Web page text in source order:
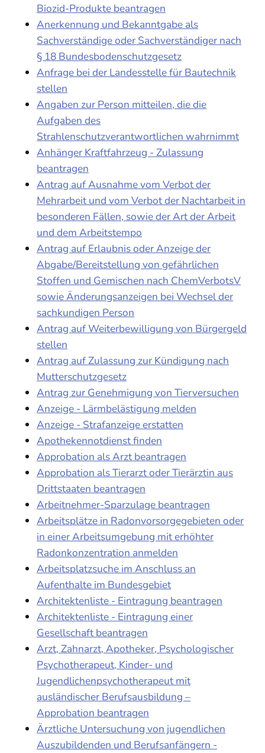
Biozid-Produkte beantragen
Anerkennung und Bekanntgabe als
Sachverständige oder Sachverständiger nach
§ 18 Bundesbodenschutzgesetz
Anfrage bei der Landesstelle für Bautechnik
stellen
Angaben zur Person mitteilen, die die
Aufgaben des
Strahlenschutzverantwortlichen wahrnimmt
Anhänger Kraftfahrzeug - Zulassung
beantragen
Antrag auf Ausnahme vom Verbot der
Mehrarbeit und vom Verbot der Nachtarbeit in
besonderen Fällen, sowie der Art der Arbeit
und dem Arbeitstempo
Antrag auf Erlaubnis oder Anzeige der
Abgabe/Bereitstellung von gefährlichen
Stoffen und Gemischen nach ChemVerbotsV
sowie Änderungsanzeigen bei Wechsel der
sachkundigen Person
Antrag auf Weiterbewilligung von Bürgergeld
stellen
Antrag auf Zulassung zur Kündigung nach
Mutterschutzgesetz
Antrag zur Genehmigung von Tierversuchen
Anzeige - Lärmbelästigung melden
Anzeige - Strafanzeige erstatten
Apothekennotdienst finden
Approbation als Arzt beantragen
Approbation als Tierarzt oder Tierärztin aus
Drittstaaten beantragen
Arbeitnehmer-Sparzulage beantragen
Arbeitsplätze in Radonvorsorgegebieten oder
in einer Arbeitsumgebung mit erhöhter
Radonkonzentration anmelden
Arbeitsplatzsuche im Anschluss an
Aufenthalte im Bundesgebiet
Architektenliste - Eintragung beantragen
Architektenliste - Eintragung einer
Gesellschaft beantragen
Arzt, Zahnarzt, Apotheker, Psychologischer
Psychotherapeut, Kinder- und
Jugendlichenpsychotherapeut mit
ausländischer Berufsausbildung –
Approbation beantragen
Ärztliche Untersuchung von jugendlichen
Auszubildenden und Berufsanfängern -